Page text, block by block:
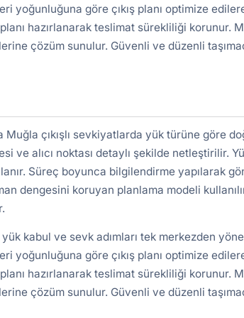
yoğunluğuna göre çıkış planı optimize
hazırlanarak teslimat sürekliliği korunur.
çözüm sunulur. Güvenli ve düzenli
Muğla çıkışlı sevkiyatlarda yük türüne göre
ve alıcı noktası detaylı şekilde netleştirilir.
Süreç boyunca bilgilendirme yapılarak
dengesini koruyan planlama modeli
kabul ve sevk adımları tek merkezden
yoğunluğuna göre çıkış planı optimize
hazırlanarak teslimat sürekliliği korunur.
çözüm sunulur. Güvenli ve düzenli